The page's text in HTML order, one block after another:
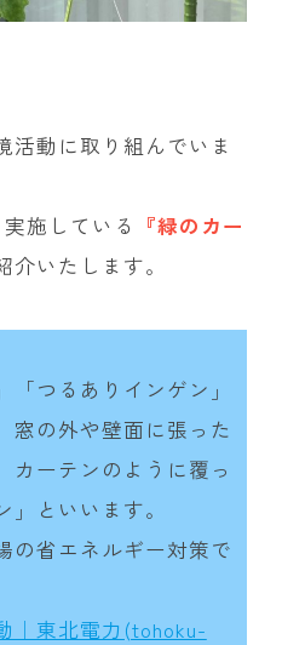
活動に取り組んでいま
施している 『緑のカー
介いたします。
「つるありインゲン」
窓の外や壁面に張った
カーテンのように覆っ
といいます。
の省エネルギー対策で
｜東北電力(tohoku-